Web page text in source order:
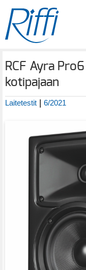
RCF Ayra
kotipajaan
Laitetestit | 6/2021